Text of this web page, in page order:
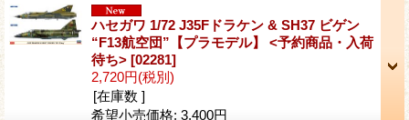
ハセガワ 1/72 J35Fドラケン & SH37 ビゲン
“F13航空団”【プラモデル】 <予約商品・入荷
待ち> [02281]
2,720円(税別)
[在庫数 ]
希望小売価格: 3,400円